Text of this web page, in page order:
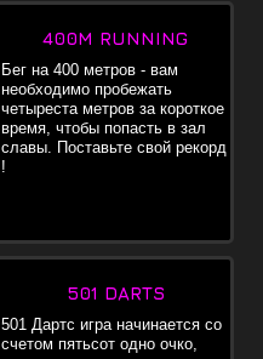
400M RUNNING
Бег на 400 метров - вам
необходимо пробежать
четыреста метров за короткое
время, чтобы попасть в зал
славы. Поставьте свой рекорд
!
501 DARTS
501 Дартс игра начинается со
счетом пятьсот одно очко,